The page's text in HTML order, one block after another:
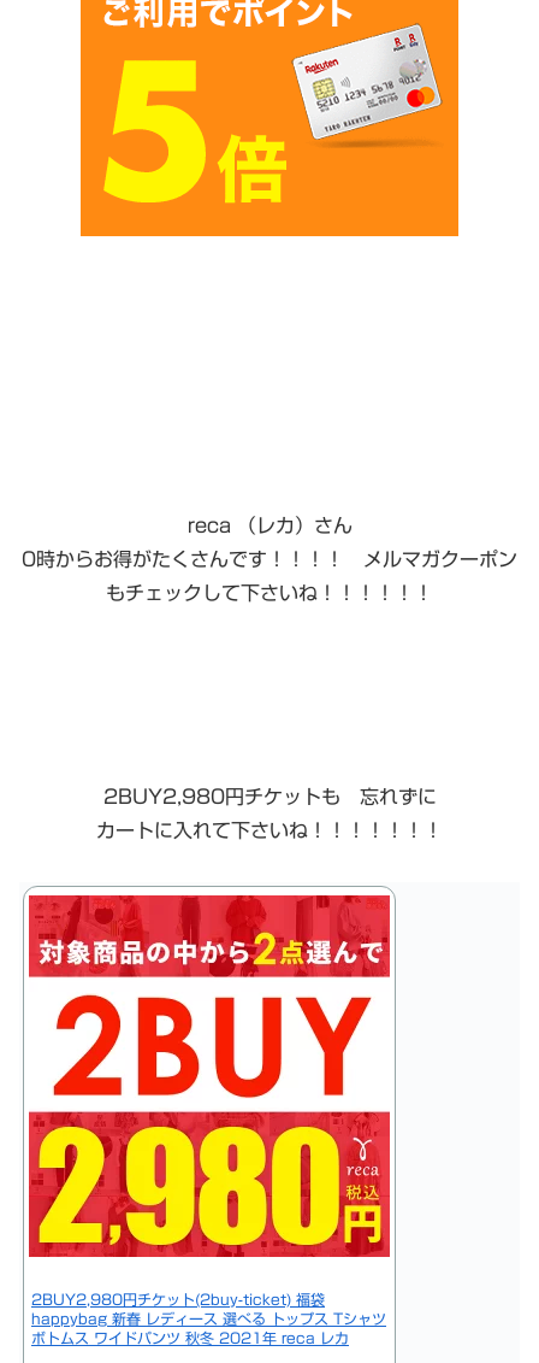
reca （レカ）さん
0時からお得がたくさんです！！！！ メルマガクーポン
もチェックして下さいね！！！！！！
2BUY2,980円チケットも 忘れずに
カートに入れて下さいね！！！！！！！
2BUY2,980円チケット(2buy-ticket) 福袋
happybag 新春 レディース 選べる トップス Tシャツ
ボトムス ワイドパンツ 秋冬 2021年 reca レカ